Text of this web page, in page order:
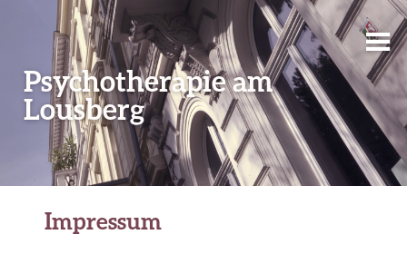
Psychotherapie am
Lousberg
Impressum